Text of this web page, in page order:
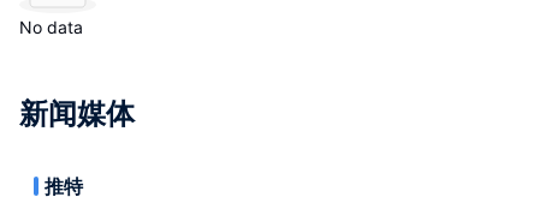
No data
新闻媒体
推特